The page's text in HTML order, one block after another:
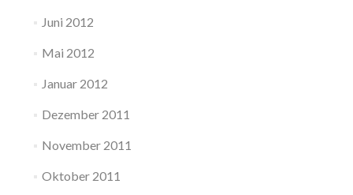
Juni 2012
Mai 2012
Januar 2012
Dezember 2011
November 2011
Oktober 2011